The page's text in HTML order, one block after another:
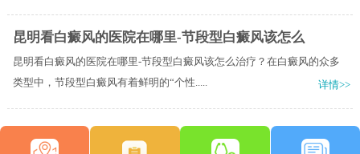
昆明看白癜风的医院在哪里-节段型白癜风该怎么
昆明看白癜风的医院在哪里-节段型白癜风该怎么治疗？在白癜风的众多
类型中，节段型白癜风有着鲜明的“个性.....
详情>>